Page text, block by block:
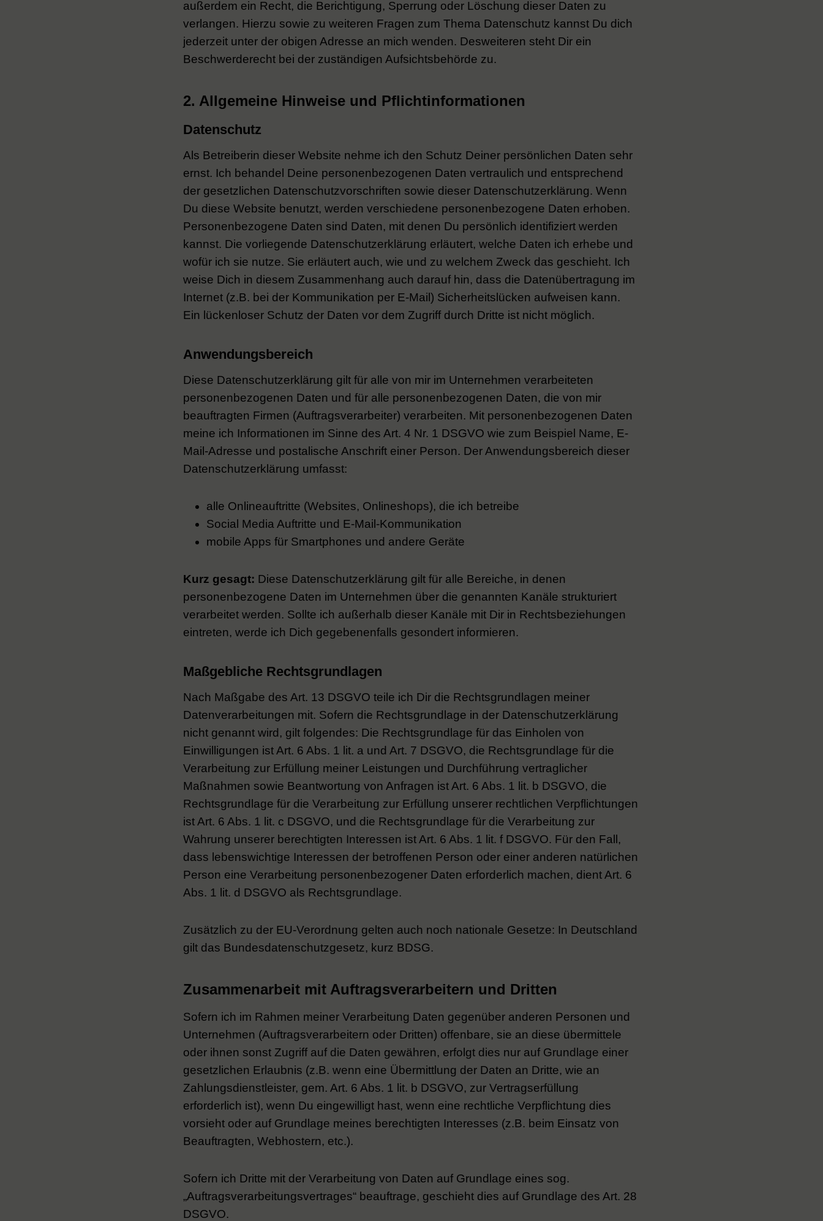
außerdem ein Recht, die Berichtigung, Sperrung oder Löschung dieser Daten zu
verlangen. Hierzu sowie zu weiteren Fragen zum Thema Datenschutz kannst Du dich
jederzeit unter der obigen Adresse an mich wenden. Desweiteren steht Dir ein
Beschwerderecht bei der zuständigen Aufsichtsbehörde zu.
2. Allgemeine Hinweise und Pflichtinformationen
Datenschutz
Als Betreiberin dieser Website nehme ich den Schutz Deiner persönlichen Daten sehr
ernst. Ich behandel Deine personenbezogenen Daten vertraulich und entsprechend
der gesetzlichen Datenschutzvorschriften sowie dieser Datenschutzerklärung. Wenn
Du diese Website benutzt, werden verschiedene personenbezogene Daten erhoben.
Personenbezogene Daten sind Daten, mit denen Du persönlich identifiziert werden
kannst. Die vorliegende Datenschutzerklärung erläutert, welche Daten ich erhebe und
wofür ich sie nutze. Sie erläutert auch, wie und zu welchem Zweck das geschieht. Ich
weise Dich in diesem Zusammenhang auch darauf hin, dass die Datenübertragung im
Internet (z.B. bei der Kommunikation per E-Mail) Sicherheitslücken aufweisen kann.
Ein lückenloser Schutz der Daten vor dem Zugriff durch Dritte ist nicht möglich.
Anwendungsbereich
Diese Datenschutzerklärung gilt für alle von mir im Unternehmen verarbeiteten
personenbezogenen Daten und für alle personenbezogenen Daten, die von mir
beauftragten Firmen (Auftragsverarbeiter) verarbeiten. Mit personenbezogenen Daten
meine ich Informationen im Sinne des Art. 4 Nr. 1 DSGVO wie zum Beispiel Name, E-
Mail-Adresse und postalische Anschrift einer Person. Der Anwendungsbereich dieser
Datenschutzerklärung umfasst:
alle Onlineauftritte (Websites, Onlineshops), die ich betreibe
Social Media Auftritte und E-Mail-Kommunikation
mobile Apps für Smartphones und andere Geräte
Kurz gesagt: Diese Datenschutzerklärung gilt für alle Bereiche, in denen
personenbezogene Daten im Unternehmen über die genannten Kanäle strukturiert
verarbeitet werden. Sollte ich außerhalb dieser Kanäle mit Dir in Rechtsbeziehungen
eintreten, werde ich Dich gegebenenfalls gesondert informieren.
Maßgebliche Rechtsgrundlagen
Nach Maßgabe des Art. 13 DSGVO teile ich Dir die Rechtsgrundlagen meiner
Datenverarbeitungen mit. Sofern die Rechtsgrundlage in der Datenschutzerklärung
nicht genannt wird, gilt folgendes: Die Rechtsgrundlage für das Einholen von
Einwilligungen ist Art. 6 Abs. 1 lit. a und Art. 7 DSGVO, die Rechtsgrundlage für die
Verarbeitung zur Erfüllung meiner Leistungen und Durchführung vertraglicher
Maßnahmen sowie Beantwortung von Anfragen ist Art. 6 Abs. 1 lit. b DSGVO, die
Rechtsgrundlage für die Verarbeitung zur Erfüllung unserer rechtlichen Verpflichtungen
ist Art. 6 Abs. 1 lit. c DSGVO, und die Rechtsgrundlage für die Verarbeitung zur
Wahrung unserer berechtigten Interessen ist Art. 6 Abs. 1 lit. f DSGVO. Für den Fall,
dass lebenswichtige Interessen der betroffenen Person oder einer anderen natürlichen
Person eine Verarbeitung personenbezogener Daten erforderlich machen, dient Art. 6
Abs. 1 lit. d DSGVO als Rechtsgrundlage.
Zusätzlich zu der EU-Verordnung gelten auch noch nationale Gesetze: In Deutschland
gilt das Bundesdatenschutzgesetz, kurz BDSG.
Zusammenarbeit mit Auftragsverarbeitern und Dritten
Sofern ich im Rahmen meiner Verarbeitung Daten gegenüber anderen Personen und
Unternehmen (Auftragsverarbeitern oder Dritten) offenbare, sie an diese übermittele
oder ihnen sonst Zugriff auf die Daten gewähren, erfolgt dies nur auf Grundlage einer
gesetzlichen Erlaubnis (z.B. wenn eine Übermittlung der Daten an Dritte, wie an
Zahlungsdienstleister, gem. Art. 6 Abs. 1 lit. b DSGVO, zur Vertragserfüllung
erforderlich ist), wenn Du eingewilligt hast, wenn eine rechtliche Verpflichtung dies
vorsieht oder auf Grundlage meines berechtigten Interesses (z.B. beim Einsatz von
Beauftragten, Webhostern, etc.).
Sofern ich Dritte mit der Verarbeitung von Daten auf Grundlage eines sog.
„Auftragsverarbeitungsvertrages“ beauftrage, geschieht dies auf Grundlage des Art. 28
DSGVO.